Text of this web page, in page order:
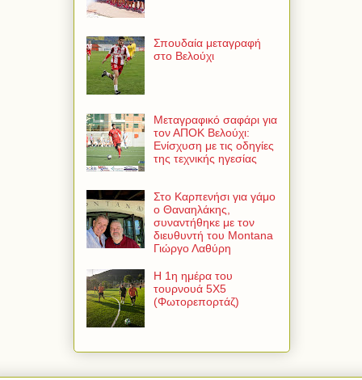
Σπουδαία μεταγραφή
στο Βελούχι
Μεταγραφικό σαφάρι για
τον ΑΠΟΚ Βελούχι:
Ενίσχυση με τις οδηγίες
της τεχνικής ηγεσίας
Στο Καρπενήσι για γάμο
ο Θαναηλάκης,
συναντήθηκε με τον
διευθυντή του Montana
Γιώργο Λαθύρη
Η 1η ημέρα του
τουρνουά 5Χ5
(Φωτορεπορτάζ)